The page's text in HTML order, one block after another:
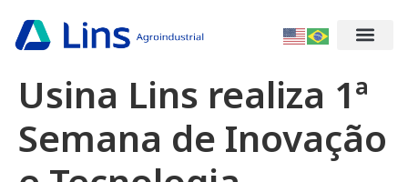
Usina Lins realiza 1ª
Semana de Inovação